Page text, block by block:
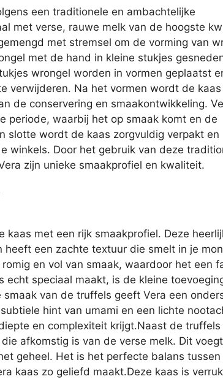
een traditionele en ambachtelijke
met verse, rauwe melk van de hoogste
met stremsel om de vorming van
met de hand in kleine stukjes
wrongel worden in vormen geplaatst
verwijderen. Na het vormen wordt de kaas
de conservering en smaakontwikkeling.
periode, waarbij het op smaak komt en de
slotte wordt de kaas zorgvuldig verpakt en
winkels. Door het gebruik van deze
zijn unieke smaakprofiel en kwaliteit.
kaas met een rijk smaakprofiel. Deze
een zachte textuur die smelt in je
en vol van smaak, waardoor het een
echt speciaal maakt, is de kleine
van de truffels geeft Vera een
hint van umami en een lichte
en complexiteit krijgt.Naast de truffels
afkomstig is van de verse melk. Dit
geheel. Het is het perfecte balans tussen
kaas zo geliefd maakt.Deze kaas is